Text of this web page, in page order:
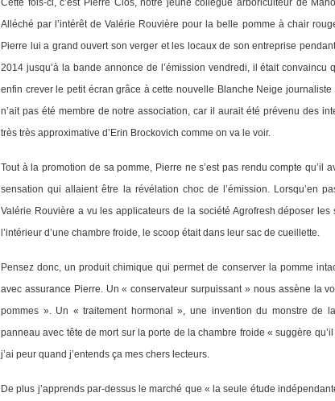
Cette fois-ci, c’est Pierre Clos, notre jeune collègue arboriculteur de
Alléché par l’intérêt de Valérie Rouvière pour la belle pomme à chair
Pierre lui a grand ouvert son verger et les locaux de son entreprise
2014 jusqu’à la bande annonce de l’émission vendredi, il était convaincu
enfin crever le petit écran grâce à cette nouvelle Blanche Neige journaliste
n’ait pas été membre de notre association, car il aurait été prévenu des
très très approximative d’Erin Brockovich comme on va le voir.
Tout à la promotion de sa pomme, Pierre ne s’est pas rendu compte qu’il
sensation qui allaient être la révélation choc de l’émission. Lorsqu’en
Valérie Rouvière a vu les applicateurs de la société Agrofresh déposer les
l’intérieur d’une chambre froide, le scoop était dans leur sac de cueillette.
Pensez donc, un produit chimique qui permet de conserver la pomme
avec assurance Pierre. Un « conservateur surpuissant » nous assène la
pommes ». Un « traitement hormonal », une invention du monstre de
panneau avec tête de mort sur la porte de la chambre froide « suggère
j’ai peur quand j’entends ça mes chers lecteurs.
De plus j’apprends par-dessus le marché que « la seule étude